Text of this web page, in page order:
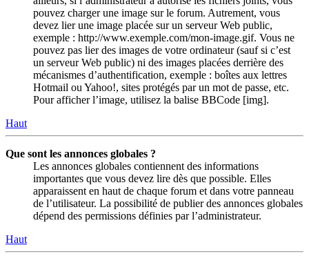
pouvez charger une image sur le forum. Autrement, vous
devez lier une image placée sur un serveur Web public,
exemple : http://www.exemple.com/mon-image.gif. Vous ne
pouvez pas lier des images de votre ordinateur (sauf si c’est
un serveur Web public) ni des images placées derrière des
mécanismes d’authentification, exemple : boîtes aux lettres
Hotmail ou Yahoo!, sites protégés par un mot de passe, etc.
Pour afficher l’image, utilisez la balise BBCode [img].
Haut
Que sont les annonces globales ?
Les annonces globales contiennent des informations
importantes que vous devez lire dès que possible. Elles
apparaissent en haut de chaque forum et dans votre panneau
de l’utilisateur. La possibilité de publier des annonces globales
dépend des permissions définies par l’administrateur.
Haut